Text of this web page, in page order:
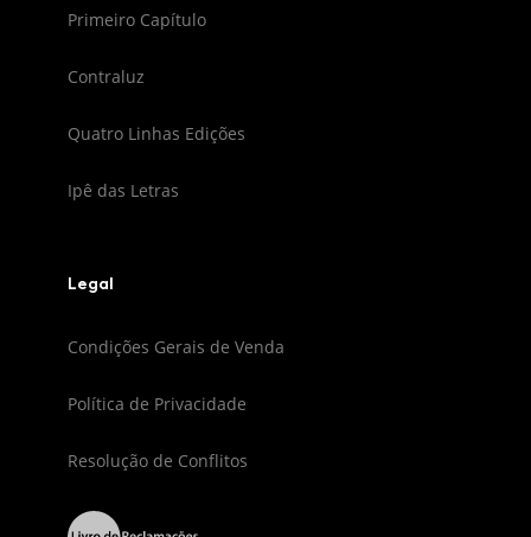
Primeiro Capítulo
Contraluz
Quatro Linhas Edições
Ipê das Letras
Legal
Condições Gerais de Venda
Política de Privacidade
Resolução de Conflitos